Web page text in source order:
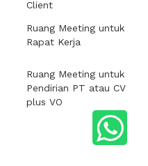
Client
Ruang Meeting untuk
Rapat Kerja
Ruang Meeting untuk
Pendirian PT atau CV
plus VO